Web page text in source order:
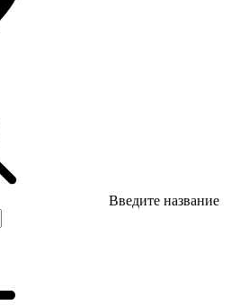
Введите название